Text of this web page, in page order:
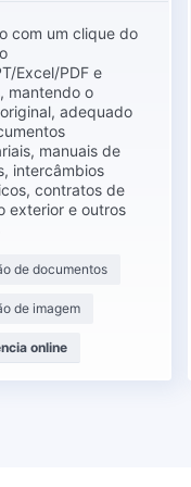
com um clique do
Excel/PDF e
mantendo o
adequado
manuais de
intercâmbios
contratos de
exterior e outros
de documentos
de imagem
online